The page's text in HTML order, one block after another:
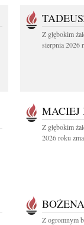
Z głębokim
sierpnia 2026
Z głębokim
2026 roku
Z ogromnym